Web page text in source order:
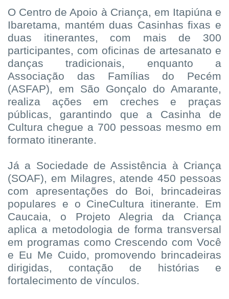
O Centro de Apoio à Criança, em Itapiúna e
Ibaretama, mantém duas Casinhas fixas e
duas itinerantes, com mais de 300
participantes, com oficinas de artesanato e
danças tradicionais, enquanto a
Associação das Famílias do Pecém
(ASFAP), em São Gonçalo do Amarante,
realiza ações em creches e praças
públicas, garantindo que a Casinha de
Cultura chegue a 700 pessoas mesmo em
formato itinerante.
Já a Sociedade de Assistência à Criança
(SOAF), em Milagres, atende 450 pessoas
com apresentações do Boi, brincadeiras
populares e o CineCultura itinerante. Em
Caucaia, o Projeto Alegria da Criança
aplica a metodologia de forma transversal
em programas como Crescendo com Você
e Eu Me Cuido, promovendo brincadeiras
dirigidas, contação de histórias e
fortalecimento de vínculos.